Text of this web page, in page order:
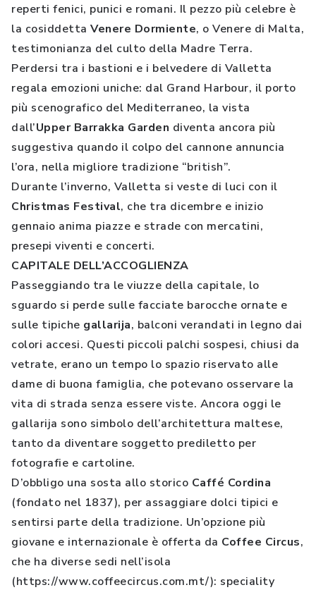
reperti fenici, punici e romani. Il pezzo più celebre è
la cosiddetta Venere Dormiente, o Venere di Malta,
testimonianza del culto della Madre Terra.
Perdersi tra i bastioni e i belvedere di Valletta
regala emozioni uniche: dal Grand Harbour, il porto
più scenografico del Mediterraneo, la vista
dall’Upper Barrakka Garden diventa ancora più
suggestiva quando il colpo del cannone annuncia
l’ora, nella migliore tradizione “british”.
Durante l’inverno, Valletta si veste di luci con il
Christmas Festival, che tra dicembre e inizio
gennaio anima piazze e strade con mercatini,
presepi viventi e concerti.
CAPITALE DELL’ACCOGLIENZA
Passeggiando tra le viuzze della capitale, lo
sguardo si perde sulle facciate barocche ornate e
sulle tipiche gallarija, balconi verandati in legno dai
colori accesi. Questi piccoli palchi sospesi, chiusi da
vetrate, erano un tempo lo spazio riservato alle
dame di buona famiglia, che potevano osservare la
vita di strada senza essere viste. Ancora oggi le
gallarija sono simbolo dell’architettura maltese,
tanto da diventare soggetto prediletto per
fotografie e cartoline.
D’obbligo una sosta allo storico Caffé Cordina
(fondato nel 1837), per assaggiare dolci tipici e
sentirsi parte della tradizione. Un’opzione più
giovane e internazionale è offerta da Coffee Circus,
che ha diverse sedi nell’isola
(https://www.coffeecircus.com.mt/): speciality